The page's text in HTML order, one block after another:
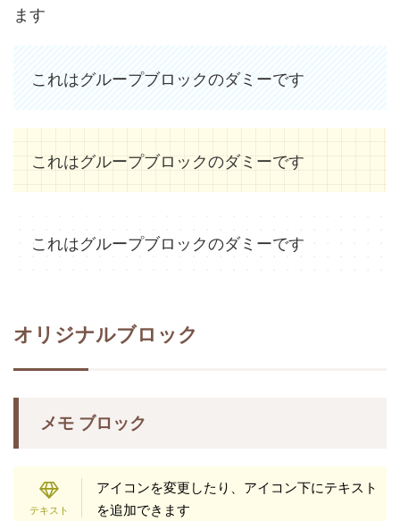
ます
これはグループブロックのダミーです
これはグループブロックのダミーです
これはグループブロックのダミーです
オリジナルブロック
メモ ブロック
アイコンを変更したり、アイコン下にテキスト
を追加できます